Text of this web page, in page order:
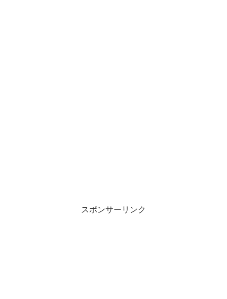
スポンサーリンク